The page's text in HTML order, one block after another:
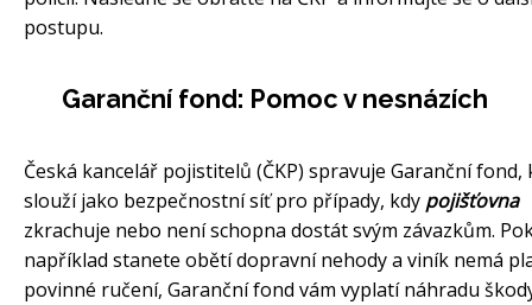
postupu.
Garanční fond: Pomoc v nesnázích
Česká kancelář pojistitelů (ČKP) spravuje Garanční fond,
slouží jako bezpečnostní síť pro případy, kdy pojišťovna
zkrachuje nebo není schopna dostát svým závazkům.
například stanete obětí dopravní nehody a viník nemá
povinné ručení, Garanční fond vám vyplatí náhradu